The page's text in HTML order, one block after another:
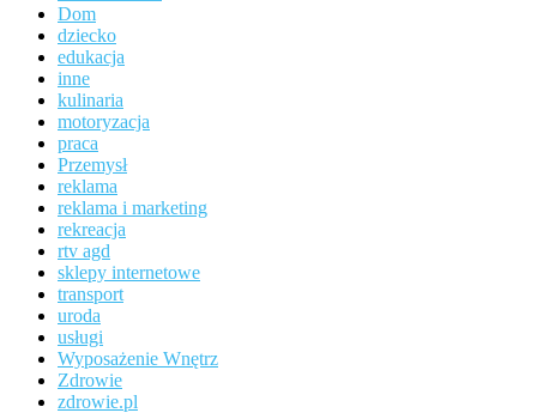
Dom
dziecko
edukacja
inne
kulinaria
motoryzacja
praca
Przemysł
reklama
reklama i marketing
rekreacja
rtv agd
sklepy internetowe
transport
uroda
usługi
Wyposażenie Wnętrz
Zdrowie
zdrowie.pl